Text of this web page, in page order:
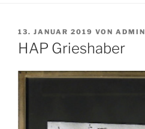
VERÖFFENTLICHT
AM
13. JANUAR 2019 VON ADMIN
HAP Grieshaber